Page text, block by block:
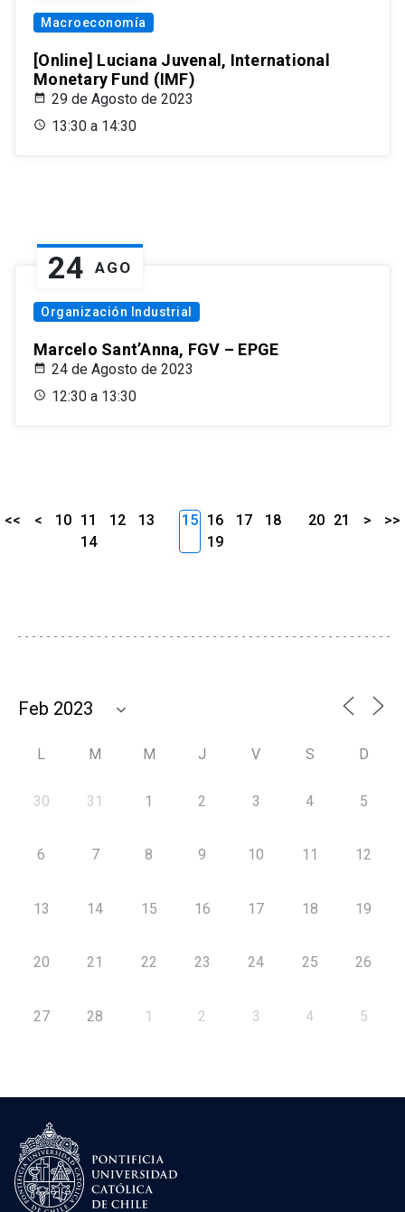
Macroeconomía
[Online] Luciana Juvenal, International
Monetary Fund (IMF)
29 de Agosto de 2023
13:30 a 14:30
24 AGO
Organización Industrial
Marcelo Sant’Anna, FGV – EPGE
24 de Agosto de 2023
12:30 a 13:30
<< < 10 11 12
13
14
15 16 17
18
19
20 21 > >>
L M M J V S D
30 31 1 2 3 4 5
6 7 8 9 10 11 12
13 14 15 16 17 18 19
20 21 22 23 24 25 26
27 28 1 2 3 4 5